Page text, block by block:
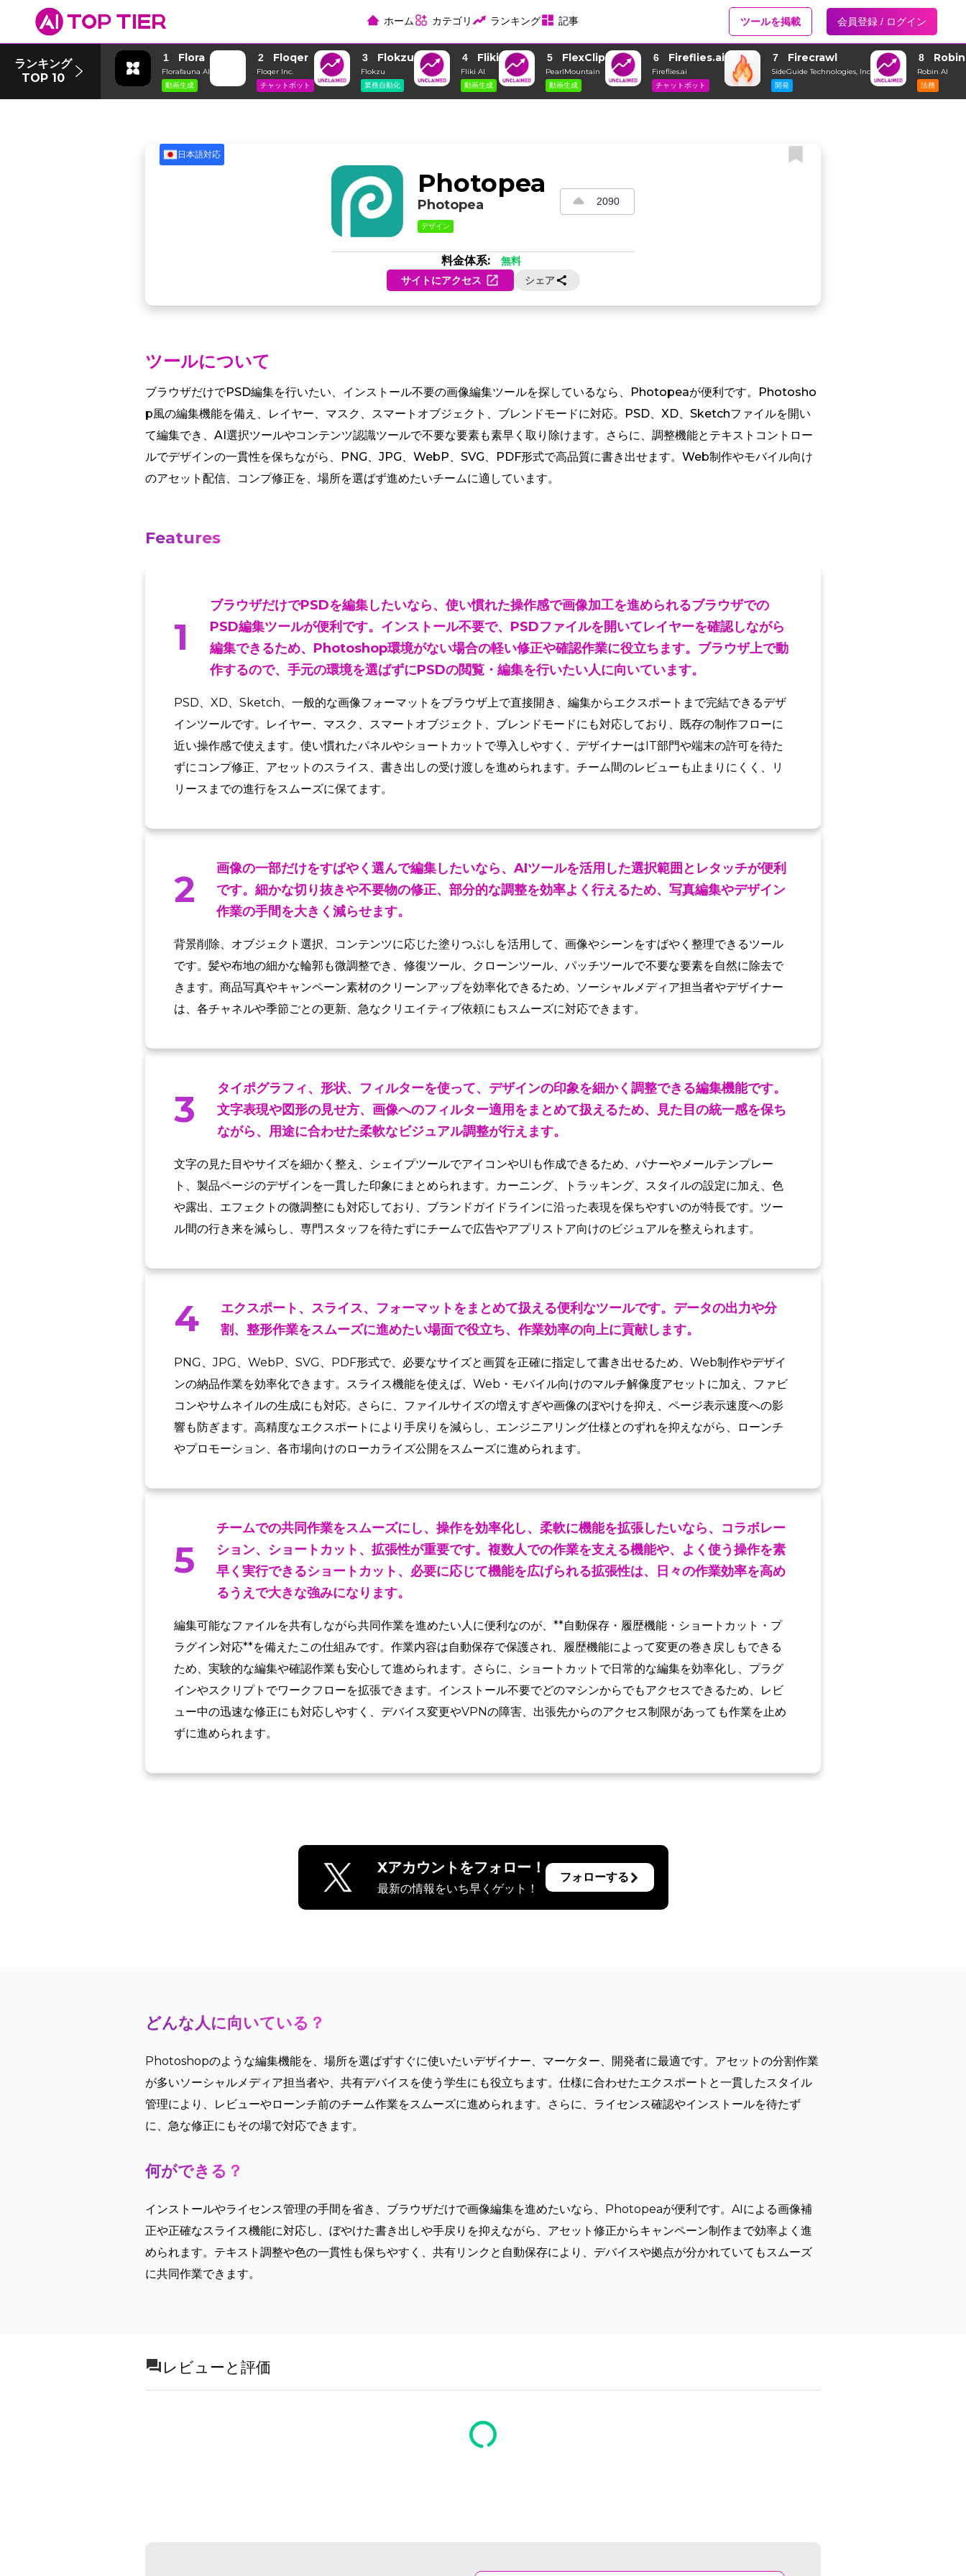
ホーム カテゴリ ランキング 記事 ツールを掲載 会員登録 / ログイン
ランキング
TOP 10
1 Flora
Florafauna AI
動画生成
2 Floqer
Floqer Inc.
チャットボット
3 Flokzu
Flokzu
業務自動化
4 Fliki
Fliki AI
動画生成
5 FlexClip
PearlMountain
動画生成
6 Fireflies.ai
Fireflies.ai
チャットボット
7 Firecrawl
SideGuide Technologies, Inc
開発
8
Robin AI
法務
日本語対応
Photopea
Photopea
デザイン
2090
料金体系: 無料
サイトにアクセス シェア
ツールについて
ブラウザだけでPSD編集を行いたい、インストール不要の画像編集ツールを探しているなら、Photopeaが便利です。Photosho
p風の編集機能を備え、レイヤー、マスク、スマートオブジェクト、ブレンドモードに対応。PSD、XD、Sketchファイルを開い
て編集でき、AI選択ツールやコンテンツ認識ツールで不要な要素も素早く取り除けます。さらに、調整機能とテキストコントロー
ルでデザインの一貫性を保ちながら、PNG、JPG、WebP、SVG、PDF形式で高品質に書き出せます。Web制作やモバイル向け
のアセット配信、コンプ修正を、場所を選ばず進めたいチームに適しています。
Features
1
ブラウザだけでPSDを編集したいなら、使い慣れた操作感で画像加工を進められるブラウザでの
PSD編集ツールが便利です。インストール不要で、PSDファイルを開いてレイヤーを確認しながら
編集できるため、Photoshop環境がない場合の軽い修正や確認作業に役立ちます。ブラウザ上で動
作するので、手元の環境を選ばずにPSDの閲覧・編集を行いたい人に向いています。
PSD、XD、Sketch、一般的な画像フォーマットをブラウザ上で直接開き、編集からエクスポートまで完結できるデザ
インツールです。レイヤー、マスク、スマートオブジェクト、ブレンドモードにも対応しており、既存の制作フローに
近い操作感で使えます。使い慣れたパネルやショートカットで導入しやすく、デザイナーはIT部門や端末の許可を待た
ずにコンプ修正、アセットのスライス、書き出しの受け渡しを進められます。チーム間のレビューも止まりにくく、リ
リースまでの進行をスムーズに保てます。
2
画像の一部だけをすばやく選んで編集したいなら、AIツールを活用した選択範囲とレタッチが便利
です。細かな切り抜きや不要物の修正、部分的な調整を効率よく行えるため、写真編集やデザイン
作業の手間を大きく減らせます。
背景削除、オブジェクト選択、コンテンツに応じた塗りつぶしを活用して、画像やシーンをすばやく整理できるツール
です。髪や布地の細かな輪郭も微調整でき、修復ツール、クローンツール、パッチツールで不要な要素を自然に除去で
きます。商品写真やキャンペーン素材のクリーンアップを効率化できるため、ソーシャルメディア担当者やデザイナー
は、各チャネルや季節ごとの更新、急なクリエイティブ依頼にもスムーズに対応できます。
3
タイポグラフィ、形状、フィルターを使って、デザインの印象を細かく調整できる編集機能です。
文字表現や図形の見せ方、画像へのフィルター適用をまとめて扱えるため、見た目の統一感を保ち
ながら、用途に合わせた柔軟なビジュアル調整が行えます。
文字の見た目やサイズを細かく整え、シェイプツールでアイコンやUIも作成できるため、バナーやメールテンプレー
ト、製品ページのデザインを一貫した印象にまとめられます。カーニング、トラッキング、スタイルの設定に加え、色
や露出、エフェクトの微調整にも対応しており、ブランドガイドラインに沿った表現を保ちやすいのが特長です。ツー
ル間の行き来を減らし、専門スタッフを待たずにチームで広告やアプリストア向けのビジュアルを整えられます。
4
エクスポート、スライス、フォーマットをまとめて扱える便利なツールです。データの出力や分
割、整形作業をスムーズに進めたい場面で役立ち、作業効率の向上に貢献します。
PNG、JPG、WebP、SVG、PDF形式で、必要なサイズと画質を正確に指定して書き出せるため、Web制作やデザイ
ンの納品作業を効率化できます。スライス機能を使えば、Web・モバイル向けのマルチ解像度アセットに加え、ファビ
コンやサムネイルの生成にも対応。さらに、ファイルサイズの増えすぎや画像のぼやけを抑え、ページ表示速度への影
響も防ぎます。高精度なエクスポートにより手戻りを減らし、エンジニアリング仕様とのずれを抑えながら、ローンチ
やプロモーション、各市場向けのローカライズ公開をスムーズに進められます。
5
チームでの共同作業をスムーズにし、操作を効率化し、柔軟に機能を拡張したいなら、コラボレー
ション、ショートカット、拡張性が重要です。複数人での作業を支える機能や、よく使う操作を素
早く実行できるショートカット、必要に応じて機能を広げられる拡張性は、日々の作業効率を高め
るうえで大きな強みになります。
編集可能なファイルを共有しながら共同作業を進めたい人に便利なのが、**自動保存・履歴機能・ショートカット・プ
ラグイン対応**を備えたこの仕組みです。作業内容は自動保存で保護され、履歴機能によって変更の巻き戻しもできる
ため、実験的な編集や確認作業も安心して進められます。さらに、ショートカットで日常的な編集を効率化し、プラグ
インやスクリプトでワークフローを拡張できます。インストール不要でどのマシンからでもアクセスできるため、レビ
ュー中の迅速な修正にも対応しやすく、デバイス変更やVPNの障害、出張先からのアクセス制限があっても作業を止め
ずに進められます。
Xアカウントをフォロー！
最新の情報をいち早くゲット！
フォローする
どんな人に向いている？
Photoshopのような編集機能を、場所を選ばずすぐに使いたいデザイナー、マーケター、開発者に最適です。アセットの分割作業
が多いソーシャルメディア担当者や、共有デバイスを使う学生にも役立ちます。仕様に合わせたエクスポートと一貫したスタイル
管理により、レビューやローンチ前のチーム作業をスムーズに進められます。さらに、ライセンス確認やインストールを待たず
に、急な修正にもその場で対応できます。
何ができる？
インストールやライセンス管理の手間を省き、ブラウザだけで画像編集を進めたいなら、Photopeaが便利です。AIによる画像補
正や正確なスライス機能に対応し、ぼやけた書き出しや手戻りを抑えながら、アセット修正からキャンペーン制作まで効率よく進
められます。テキスト調整や色の一貫性も保ちやすく、共有リンクと自動保存により、デバイスや拠点が分かれていてもスムーズ
に共同作業できます。
レビューと評価